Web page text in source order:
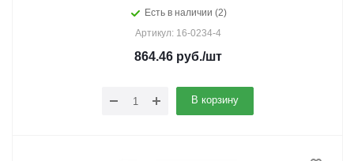
Есть в наличии (2)
Артикул: 16-0234-4
864.46руб./шт
В корзину